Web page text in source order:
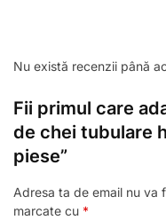
Nu există recenzii până
Fii primul care
de chei tubulare
piese”
Adresa ta de email nu va
marcate cu *